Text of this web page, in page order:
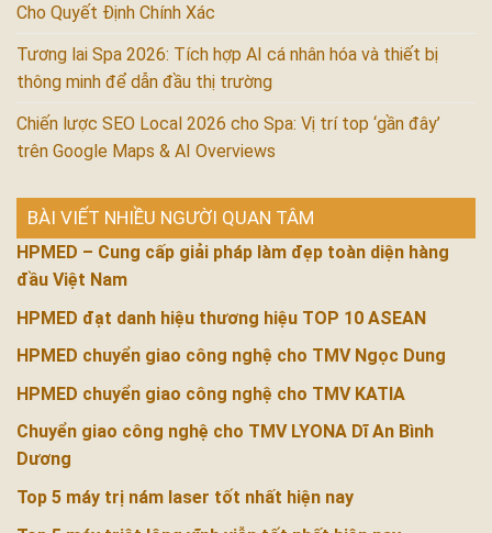
Cho Quyết Định Chính Xác
Tương lai Spa 2026: Tích hợp AI cá nhân hóa và thiết bị
thông minh để dẫn đầu thị trường
Chiến lược SEO Local 2026 cho Spa: Vị trí top ‘gần đây’
trên Google Maps & AI Overviews
BÀI VIẾT NHIỀU NGƯỜI QUAN TÂM
HPMED – Cung cấp giải pháp làm đẹp toàn diện hàng
đầu Việt Nam
HPMED đạt danh hiệu thương hiệu TOP 10 ASEAN
HPMED chuyển giao công nghệ cho TMV Ngọc Dung
HPMED chuyển giao công nghệ cho TMV KATIA
Chuyển giao công nghệ cho TMV LYONA Dĩ An Bình
Dương
Top 5 máy trị nám laser tốt nhất hiện nay